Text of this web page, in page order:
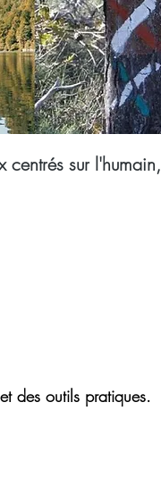
sur l'humain,
des outils pratiques.